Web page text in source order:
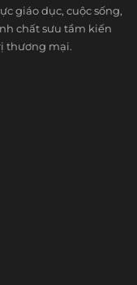
giáo dục, cuộc sống,
chất sưu tầm kiến
thương mại.